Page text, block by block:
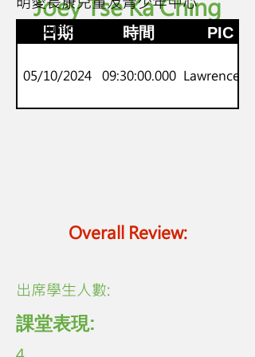
Joey Tse Ka Ching
日期 時間 PIC
05/10/2024 09:30:00.000 Lawrence Lo
Overall Review:
劍橋Juniors
​出席學生人數:
課堂表現: